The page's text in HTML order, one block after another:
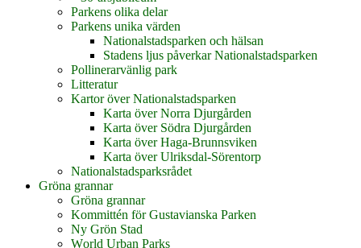
Parkens olika delar
Parkens unika värden
Nationalstadsparken och hälsan
Stadens ljus påverkar Nationalstadsparken
Pollinerarvänlig park
Litteratur
Kartor över Nationalstadsparken
Karta över Norra Djurgården
Karta över Södra Djurgården
Karta över Haga-Brunnsviken
Karta över Ulriksdal-Sörentorp
Nationalstadsparksrådet
Gröna grannar
Gröna grannar
Kommittén för Gustavianska Parken
Ny Grön Stad
World Urban Parks